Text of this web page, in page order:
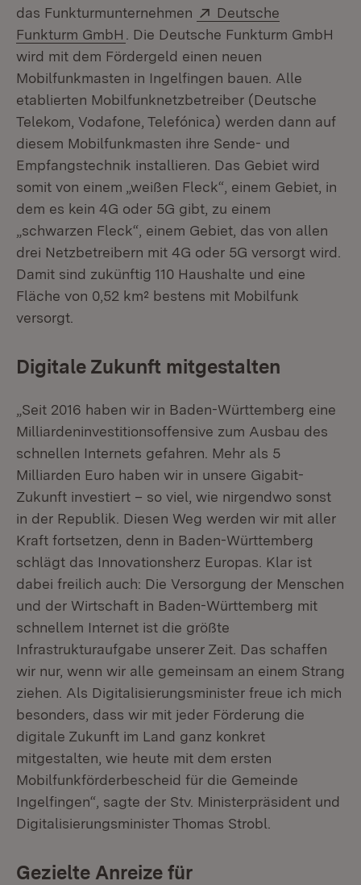
das Funkturmunternehmen
Extern:
Deutsche
Funkturm GmbH (Öffnet in neuem Fenster)
. Die Deutsche Funkturm GmbH
wird mit dem Fördergeld einen neuen
Mobilfunkmasten in Ingelfingen bauen. Alle
etablierten Mobilfunknetzbetreiber (Deutsche
Telekom, Vodafone, Telefónica) werden dann auf
diesem Mobilfunkmasten ihre Sende- und
Empfangstechnik installieren. Das Gebiet wird
somit von einem „weißen Fleck“, einem Gebiet, in
dem es kein 4G oder 5G gibt, zu einem
„schwarzen Fleck“, einem Gebiet, das von allen
drei Netzbetreibern mit 4G oder 5G versorgt wird.
Damit sind zukünftig 110 Haushalte und eine
Fläche von 0,52 km² bestens mit Mobilfunk
versorgt.
Digitale Zukunft mitgestalten
„Seit 2016 haben wir in Baden-Württemberg eine
Milliardeninvestitionsoffensive zum Ausbau des
schnellen Internets gefahren. Mehr als 5
Milliarden Euro haben wir in unsere Gigabit-
Zukunft investiert – so viel, wie nirgendwo sonst
in der Republik. Diesen Weg werden wir mit aller
Kraft fortsetzen, denn in Baden-Württemberg
schlägt das Innovationsherz Europas. Klar ist
dabei freilich auch: Die Versorgung der Menschen
und der Wirtschaft in Baden-Württemberg mit
schnellem Internet ist die größte
Infrastrukturaufgabe unserer Zeit. Das schaffen
wir nur, wenn wir alle gemeinsam an einem Strang
ziehen. Als Digitalisierungsminister freue ich mich
besonders, dass wir mit jeder Förderung die
digitale Zukunft im Land ganz konkret
mitgestalten, wie heute mit dem ersten
Mobilfunkförderbescheid für die Gemeinde
Ingelfingen“, sagte der Stv. Ministerpräsident und
Digitalisierungsminister Thomas Strobl.
Gezielte Anreize für